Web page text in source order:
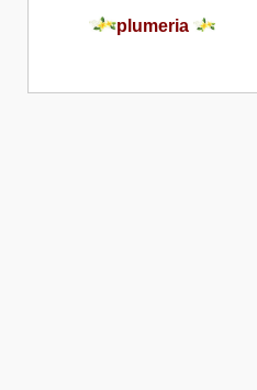
plumeria